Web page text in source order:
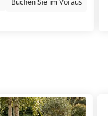
Buchen Sie im Voraus